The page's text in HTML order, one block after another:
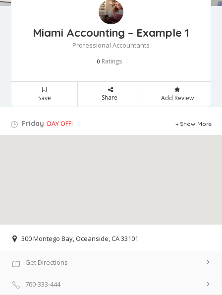
Miami Accounting – Example 1
Professional Accountants
0 Ratings
Save Share Add Review
Friday DAY OFF! Show More
300 Montego Bay, Oceanside, CA 33101
Get Directions
760-333-444